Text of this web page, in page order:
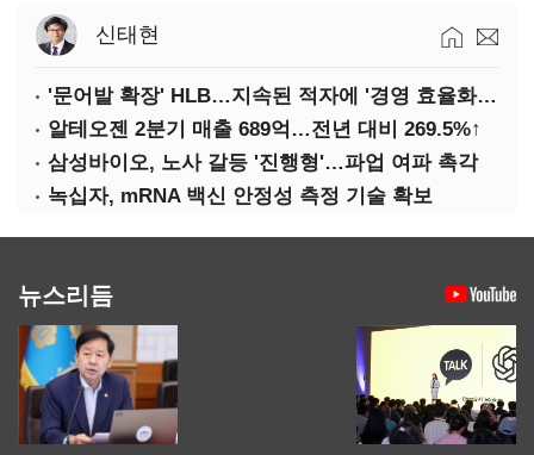
신태현
'문어발 확장' HLB…지속된 적자에 '경영 효율화' 관건
알테오젠 2분기 매출 689억…전년 대비 269.5%↑
삼성바이오, 노사 갈등 '진행형'…파업 여파 촉각
녹십자, mRNA 백신 안정성 측정 기술 확보
뉴스리듬